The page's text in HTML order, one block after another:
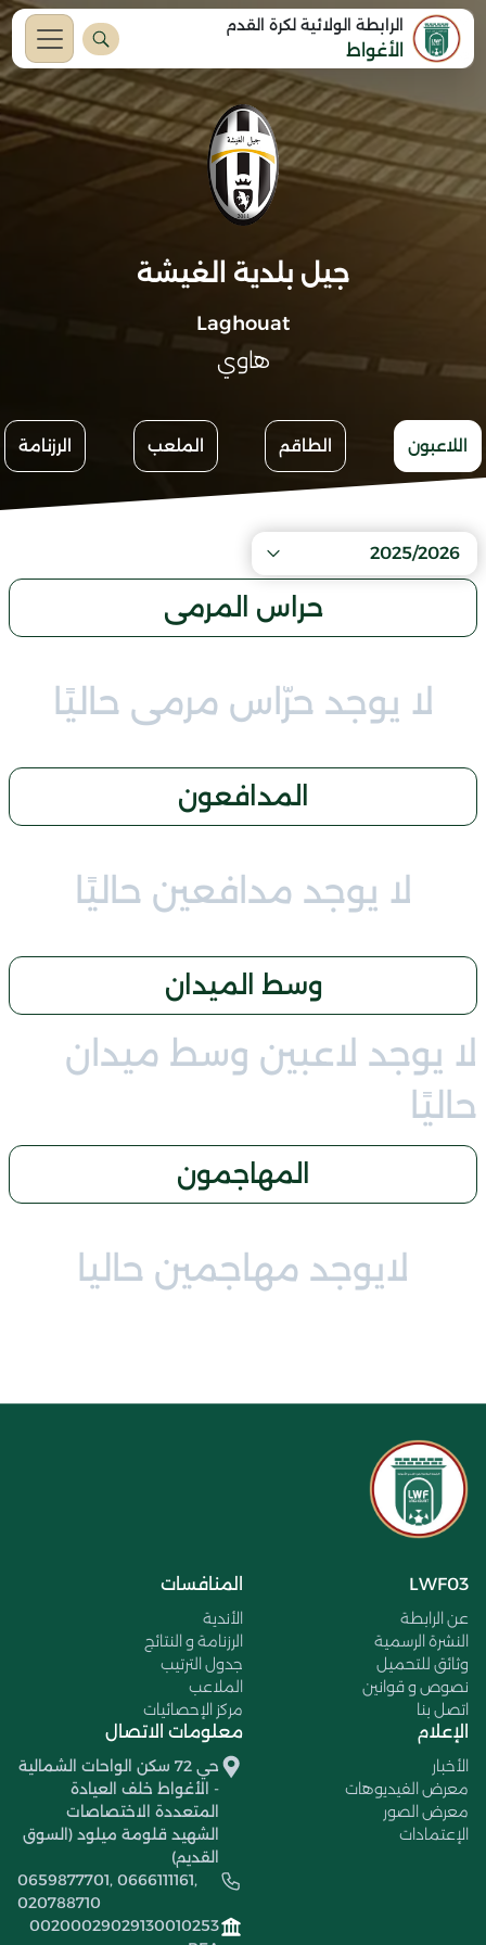
الرابطة الولائية لكرة القدم
الأغواط
جيل بلدية الغيشة
Laghouat
هاوي
اللاعبون الطاقم الملعب الرزنامة
2025/2026
حراس المرمى
لا يوجد حرّاس مرمى حاليًا
المدافعون
لا يوجد مدافعين حاليًا
وسط الميدان
لا يوجد لاعبين وسط ميدان
حاليًا
المهاجمون
لايوجد مهاجمين حاليا
LWF03
عن الرابطة
النشرة الرسمية
وثائق للتحميل
نصوص و قوانين
اتصل بنا
المنافسات
الأندية
الرزنامة و النتائج
جدول الترتيب
الملاعب
مركز الإحصائيات
الإعلام
الأخبار
معرض الفيديوهات
معرض الصور
الإعتمادات
معلومات الاتصال
حي 72 سكن الواحات الشمالية
- الأغواط خلف العيادة
المتعددة الاختصاصات
الشهيد قلومة ميلود (السوق
القديم)
0659877701, 0666111161,
020788710
00200029029130010253